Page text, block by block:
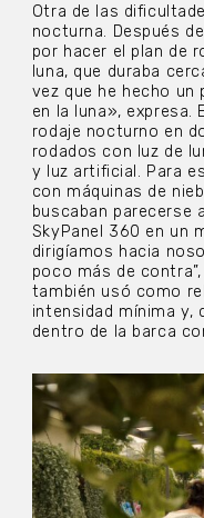
Otra de las
nocturna. Después
por hacer el plan de
luna, que duraba
vez que he hecho un
en la luna», expresa.
rodaje nocturno en
rodados con luz de
y luz artificial. Para
con máquinas de
buscaban parecerse
SkyPanel 360 en un
dirigíamos hacia
poco más de
también usó como
intensidad mínima y,
dentro de la barca